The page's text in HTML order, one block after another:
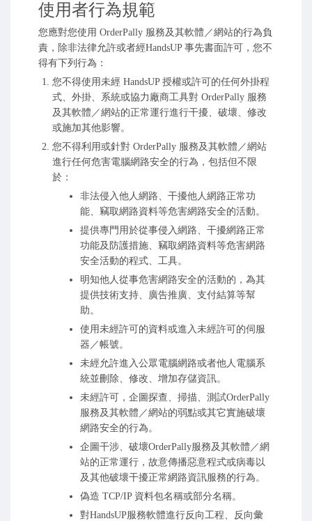
使用者行為規範
您應對您使用 OrderPally 服務及其軟體／網站的行為負
責，除非法律允許或者經HandsUP 事先書面許可，您不
得有下列行為：
您不得使用未經 HandsUP 授權或許可的任何外掛程
式、外掛、系統或協力廠商工具對 OrderPally 服務
及其軟體／網站的正常運行進行干擾、破壞、修改
或施加其他影響。
您不得利用或針對 OrderPally 服務及其軟體／網站
進行任何危害電腦網路安全的行為，包括但不限
於：
非法侵入他人網路、干擾他人網路正常功
能、竊取網路資料等危害網路安全的活動。
提供專門用於從事侵入網路、干擾網路正常
功能及防護措施、竊取網路資料等危害網路
安全活動的程式、工具。
明知他人從事危害網路安全的活動的，為其
提供技術支持、廣告推廣、支付結算等幫
助。
使用未經許可的資料或進入未經許可的伺服
器／帳號。
未經允許進入公眾電腦網路或者他人電腦系
統並刪除、修改、增加存儲資訊。
未經許可，企圖探查、掃描、測試OrderPally
服務及其軟體／網站的弱點或其它實施破壞
網路安全的行為。
企圖干涉、破壞OrderPally服務及其軟體／網
站的正常運行，故意傳播惡意程式或病毒以
及其他破壞干擾正常網路資訊服務的行為。
偽造 TCP/IP 資料包名稱或部分名稱。
對HandsUP服務軟體進行反向工程、反向彙